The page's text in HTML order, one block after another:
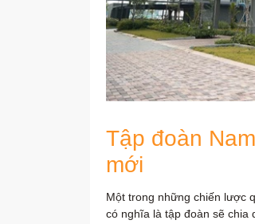
Tập đoàn
mới
Một trong những chiến lược
có nghĩa là tập đoàn sẽ chia